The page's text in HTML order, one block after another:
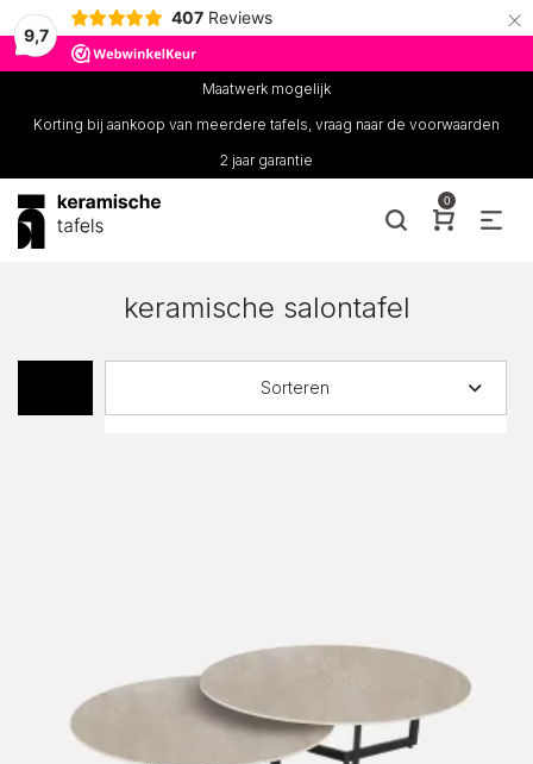
9,7
407 Reviews ×
Maatwerk mogelijk
Korting bij aankoop van meerdere tafels, vraag naar de voorwaarden
2 jaar garantie
0
keramische salontafel
Sorteren